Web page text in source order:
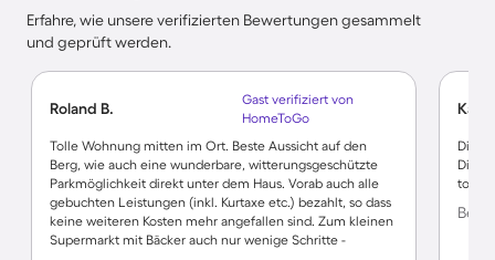
Erfahre, wie unsere verifizierten Bewertungen gesammelt
und geprüft werden.
Roland B.
Gast verifiziert von
HomeToGo
Tolle Wohnung mitten im Ort. Beste Aussicht auf den
Berg, wie auch eine wunderbare, witterungsgeschützte
Parkmöglichkeit direkt unter dem Haus. Vorab auch alle
gebuchten Leistungen (inkl. Kurtaxe etc.) bezahlt, so dass
keine weiteren Kosten mehr angefallen sind. Zum kleinen
Supermarkt mit Bäcker auch nur wenige Schritte -
Kai S.
Die
Die